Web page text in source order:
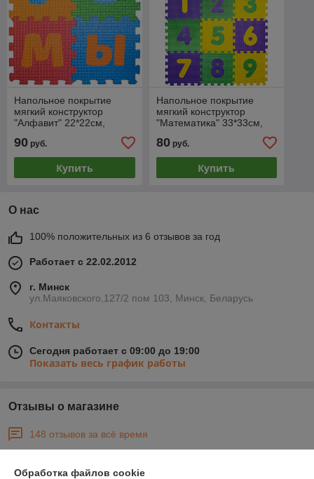
Напольное покрытие
мягкий конструктор
"Алфавит" 22*22см,
90 руб.
Купить
Напольное покрытие
мягкий конструктор
"Математика" 33*33см,
80руб.
Купить
О нас
100% положительных из 6 отзывов за год
Работает с 22.02.2012
г. Минск
ул.Маяковского,127/2 пом 103, Минск, Беларусь
Контакты
Сегодня работает с 09:00 до 19:00
Показать весь график работы
Отзывы о магазине
148 отзывов за всё время
Обработка файлов cookie